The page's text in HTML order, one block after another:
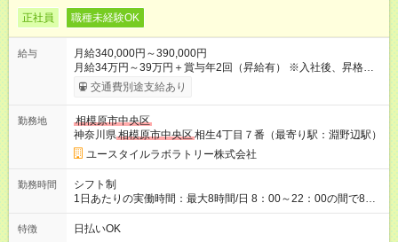
正社員 職種未経験OK
給与
月給340,000円～390,000円
月給34万円～39万円＋賞与年2回（昇給有） ※入社後、昇格や
キャリアチャレンジ制度での昇給あり 【試用期間】試用期間あ
り 試用期間の長さ：3ヶ月 雇用形態、給与は本採用時と同じで
交通費別途支給あり
勤務地
相模原市中央区
神奈川県相模原市中央区相生4丁目７番（最寄り駅：淵野辺駅）
ユースタイルラボラトリー株式会社
勤務時間
シフト制
1日あたりの実働時間：最大8時間/日 8：00～22：00の間で8時
間（休憩法定通り） 【勤務曜日時間例】 月～金 9：00～18：
00（シフトは要相談） ※完全週休2日制
特徴 日払いOK